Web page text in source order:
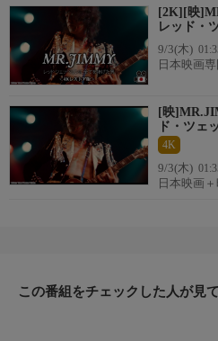
[2K][映
レッド・
9/3(木)
日本映画
[映
ド・ツェ
4K
9/3(木)
日本映画
この番組をチェックした人が見